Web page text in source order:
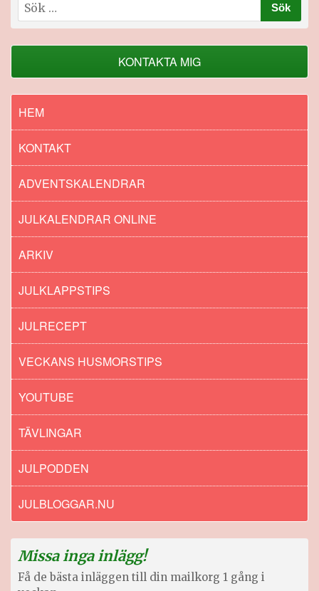
efter:
KONTAKTA MIG
HEM
KONTAKT
ADVENTSKALENDRAR
JULKALENDRAR ONLINE
ARKIV
JULKLAPPSTIPS
JULRECEPT
VECKANS HUSMORSTIPS
YOUTUBE
TÄVLINGAR
JULPODDEN
JULBLOGGAR.NU
Missa inga inlägg!
Få de bästa inläggen till din mailkorg 1 gång i